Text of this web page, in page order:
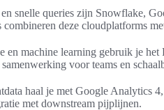
snelle queries zijn Snowflake,
combineren deze cloudplatforms
en machine learning gebruik je
voor teams en
haal je met Google Analytics
met downstream pijplijnen.